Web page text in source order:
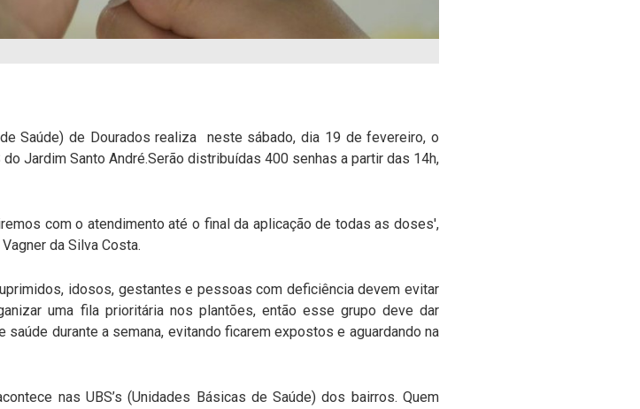
Saúde) de Dourados realiza neste sábado, dia 19 de fevereiro, o
Jardim Santo André.Serão distribuídas 400 senhas a partir das 14h,
com o atendimento até o final da aplicação de todas as doses',
da Silva Costa.
idosos, gestantes e pessoas com deficiência devem evitar
uma fila prioritária nos plantões, então esse grupo deve dar
durante a semana, evitando ficarem expostos e aguardando na
nas UBS’s (Unidades Básicas de Saúde) dos bairros. Quem